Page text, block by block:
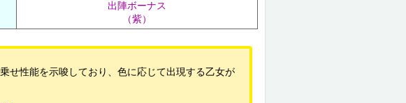
出陣ボーナス
（紫）
せ性能を示唆しており、色に応じて出現する乙女が